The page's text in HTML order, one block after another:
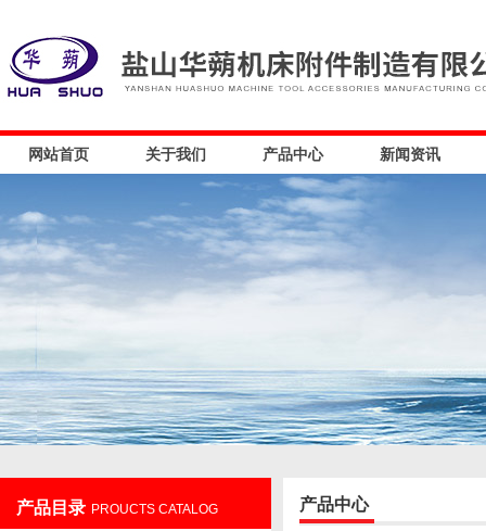
网站首页 关于我们 产品中心 新闻资讯
产品目录 PROUCTS CATALOG 产品中心